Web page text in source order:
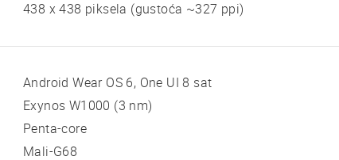
438 x 438 piksela (gustoća ~327 ppi)
Android Wear OS 6, One UI 8 sat
Exynos W1000 (3 nm)
Penta-core
Mali-G68